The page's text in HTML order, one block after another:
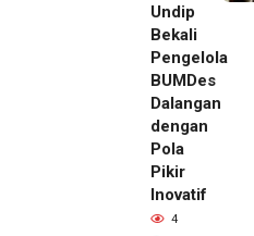
Undip
Bekali
Pengelola
BUMDes
Dalangan
dengan
Pola
Pikir
Inovatif
4
12 jam lalu
Pemilik